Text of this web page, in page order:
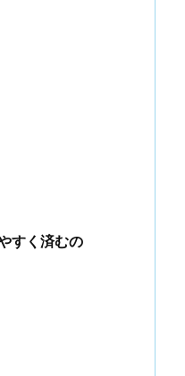
すく済むの